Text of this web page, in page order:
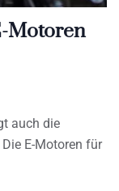
Motoren
auch die
E-Motoren für